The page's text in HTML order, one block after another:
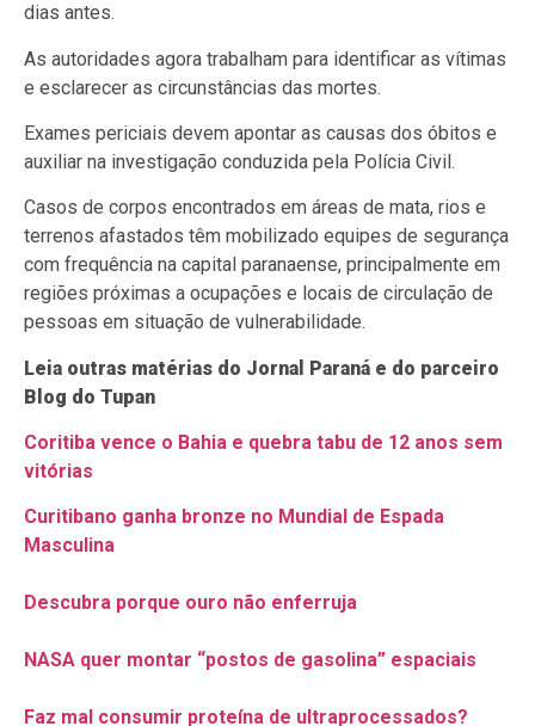
dias antes.
As autoridades agora trabalham para identificar as vítimas
e esclarecer as circunstâncias das mortes.
Exames periciais devem apontar as causas dos óbitos e
auxiliar na investigação conduzida pela Polícia Civil.
Casos de corpos encontrados em áreas de mata, rios e
terrenos afastados têm mobilizado equipes de segurança
com frequência na capital paranaense, principalmente em
regiões próximas a ocupações e locais de circulação de
pessoas em situação de vulnerabilidade.
Leia outras matérias do Jornal Paraná e do parceiro
Blog do Tupan
Coritiba vence o Bahia e quebra tabu de 12 anos sem
vitórias
Curitibano ganha bronze no Mundial de Espada
Masculina
Descubra porque ouro não enferruja
NASA quer montar “postos de gasolina” espaciais
Faz mal consumir proteína de ultraprocessados?